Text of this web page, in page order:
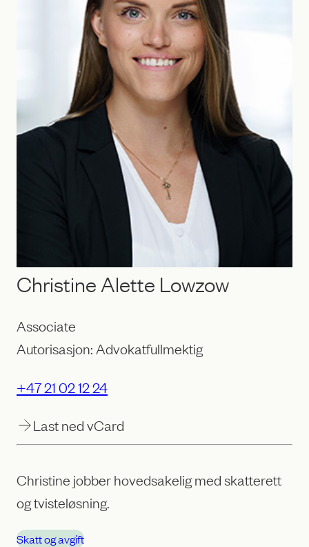
Christine Alette Lowzow
Associate
Autorisasjon: Advokatfullmektig
+47 21 02 12 24
Last ned vCard
Christine jobber hovedsakelig med skatterett
og tvisteløsning.
Skatt og avgift